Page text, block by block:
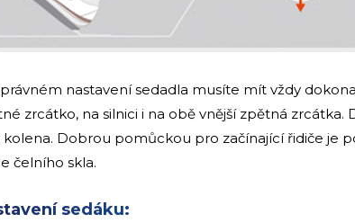
nastavení sedadla musíte mít vždy
zrcátko, na silnici i na obě vnější zpětná
kolena. Dobrou pomůckou pro začínající řidiče je
čelního skla.
sedáku: